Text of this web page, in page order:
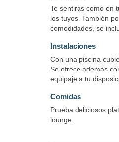
Te sentirás como en
los tuyos. También
comodidades, se
Instalaciones
Con una piscina
Se ofrece además
equipaje a tu
Comidas
Prueba deliciosos
lounge.